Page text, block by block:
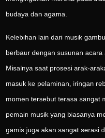
budaya dan agama.
Kelebihan lain dari musik
berbaur dengan susunan acara
Misalnya saat prosesi arak-
masuk ke pelaminan, iringan
momen tersebut terasa sangat
pemain musik yang biasanya
gamis juga akan sangat serasi